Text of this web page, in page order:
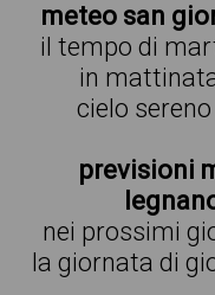
meteo san
il tempo di
in
cielo
previsioni
nei prossimi
la giornata di